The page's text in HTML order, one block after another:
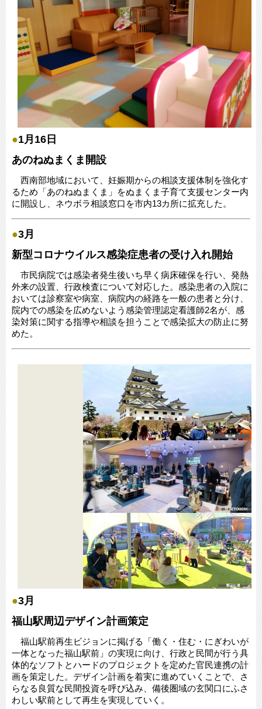
●1月16日
あのねぬまくま開設
西南部地域において、妊娠期からの相談支援体制を強化す
るため「あのねぬまくま」をぬまくま子育て支援センター内
に開設し、ネウボラ相談窓口を市内13カ所に拡充した。
●3月
新型コロナウイルス感染症患者の受け入れ開始
市民病院では感染者発生後いち早く病床確保を行い、発熱
外来の設置、行政検査について対応した。感染患者の入院に
おいては診察室や病室、病院内の経路を一般の患者と分け、
院内での感染を広めないよう感染管理認定看護師2名が、感
染対策に関する指導や相談を担うことで感染拡大の防止に努
めた。
●3月
福山駅周辺デザイン計画策定
福山駅前再生ビジョンに掲げる「働く・住む・にぎわいが
一体となった福山駅前」の実現に向け、行政と民間が行う具
体的なソフトとハードのプロジェクトを定めた官民連携の計
画を策定した。デザイン計画を着実に進めていくことで、さ
らなる良質な民間投資を呼び込み、備後圏域の玄関口にふさ
わしい駅前として再生を実現していく。